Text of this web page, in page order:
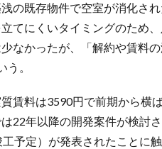
の既存物件で空室が消化さ
てにくいタイミングのため
なかったが、「解約や賃料
う。
賃料は3590円で前期から横
22年以降の開発案件が検討
予定）が発表されたことに触